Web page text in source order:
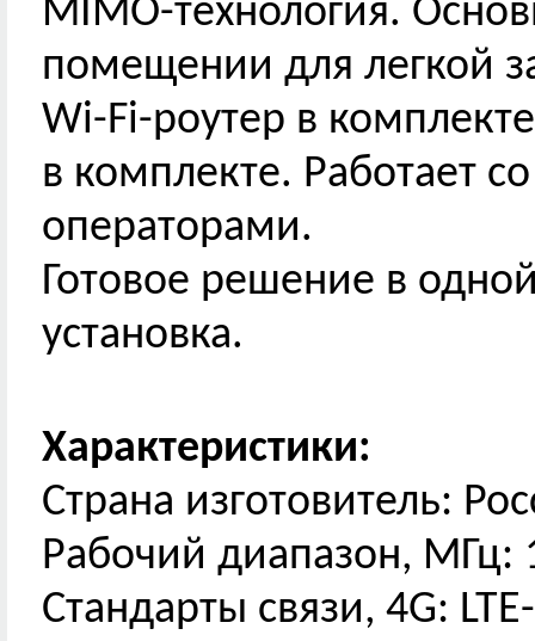
MIMO-технология.
помещении для легкой
Wi-Fi-роутер в
в комплекте. Работает
операторами.
Готовое решение в
установка.
Характеристики:
Страна изготовитель:
Рабочий диапазон, МГц:
Стандарты связи, 4G: